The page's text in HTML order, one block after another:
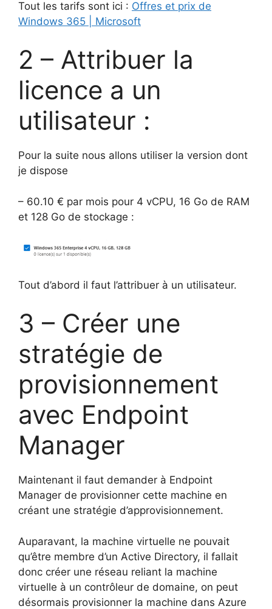
Tout les tarifs sont ici : Offres et prix de
Windows 365 | Microsoft
2 – Attribuer la
licence a un
utilisateur :
Pour la suite nous allons utiliser la version dont
je dispose
– 60.10 € par mois pour 4 vCPU, 16 Go de RAM
et 128 Go de stockage :
Tout d’abord il faut l’attribuer à un utilisateur.
3 – Créer une
stratégie de
provisionnement
avec Endpoint
Manager
Maintenant il faut demander à Endpoint
Manager de provisionner cette machine en
créant une stratégie d’approvisionnement.
Auparavant, la machine virtuelle ne pouvait
qu’être membre d’un Active Directory, il fallait
donc créer une réseau reliant la machine
virtuelle à un contrôleur de domaine, on peut
désormais provisionner la machine dans Azure